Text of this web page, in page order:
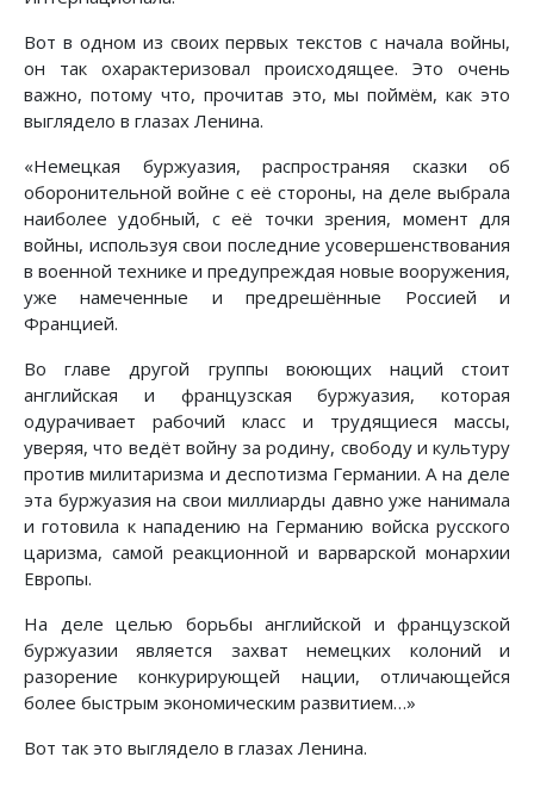
Вот в одном из своих первых текстов с начала войны,
он так охарактеризовал происходящее. Это очень
важно, потому что, прочитав это, мы поймём, как это
выглядело в глазах Ленина.
«Немецкая буржуазия, распространяя сказки об
оборонительной войне с её стороны, на деле выбрала
наиболее удобный, с её точки зрения, момент для
войны, используя свои последние усовершенствования
в военной технике и предупреждая новые вооружения,
уже намеченные и предрешённые Россией и
Францией.
Во главе другой группы воюющих наций стоит
английская и французская буржуазия, которая
одурачивает рабочий класс и трудящиеся массы,
уверяя, что ведёт войну за родину, свободу и культуру
против милитаризма и деспотизма Германии. А на деле
эта буржуазия на свои миллиарды давно уже нанимала
и готовила к нападению на Германию войска русского
царизма, самой реакционной и варварской монархии
Европы.
На деле целью борьбы английской и французской
буржуазии является захват немецких колоний и
разорение конкурирующей нации, отличающейся
более быстрым экономическим развитием…»
Вот так это выглядело в глазах Ленина.